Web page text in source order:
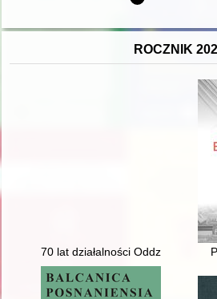
ROCZNIK
70 lat działalności Oddziału